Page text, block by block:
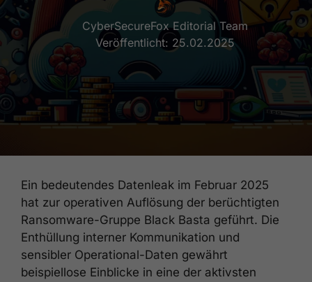
CyberSecureFox Editorial Team
Veröffentlicht: 25.02.2025
Ein bedeutendes Datenleak im Februar 2025
hat zur operativen Auflösung der berüchtigten
Ransomware-Gruppe Black Basta geführt. Die
Enthüllung interner Kommunikation und
sensibler Operational-Daten gewährt
beispiellose Einblicke in eine der aktivsten